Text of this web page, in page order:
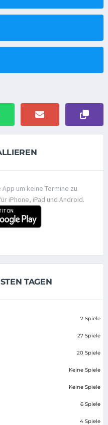
um keine Termine zu
iPhone, iPad und Android.
TAGEN
7 Spiele
27 Spiele
20 Spiele
Keine Spiele
Keine Spiele
6 Spiele
4 Spiele